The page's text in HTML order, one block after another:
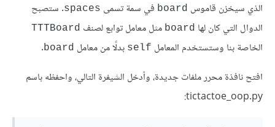
الذي سيخزن قاموس board في سمة تسمى spaces. ستصبح
الدوال التي كان لها board مثل معامل توابع لصنف TTTBoard
الخاصة بنا وستستخدم المعامل self بدلًا من معامل board
.
افتح نافذة محرر ملفات جديدة، وأدخل الشيفرة التالي، واحفظه باسم
tictactoe_oop.py: